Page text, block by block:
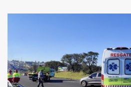
diversos disparos. Duas vítimas
três pessoas foram baleadas e
foram divulgadas informações oficiais
feridos. Equipes da Polícia Militar de